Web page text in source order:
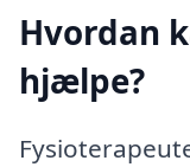
Hvordan
hjælpe?